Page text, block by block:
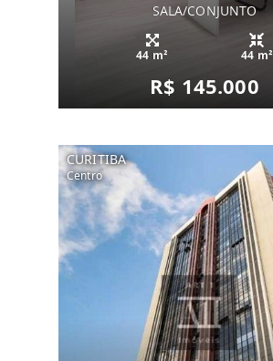
SALA/CONJUNTO
44 m² 44 m²
R$ 145.000
CURITIBA
Centro